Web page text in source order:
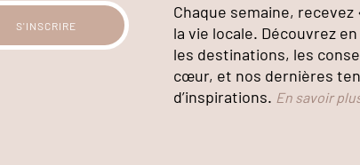
Chaque semaine,
la vie locale. Découvrez
les destinations, les
cœur, et nos dernières
d’inspirations. En savoir